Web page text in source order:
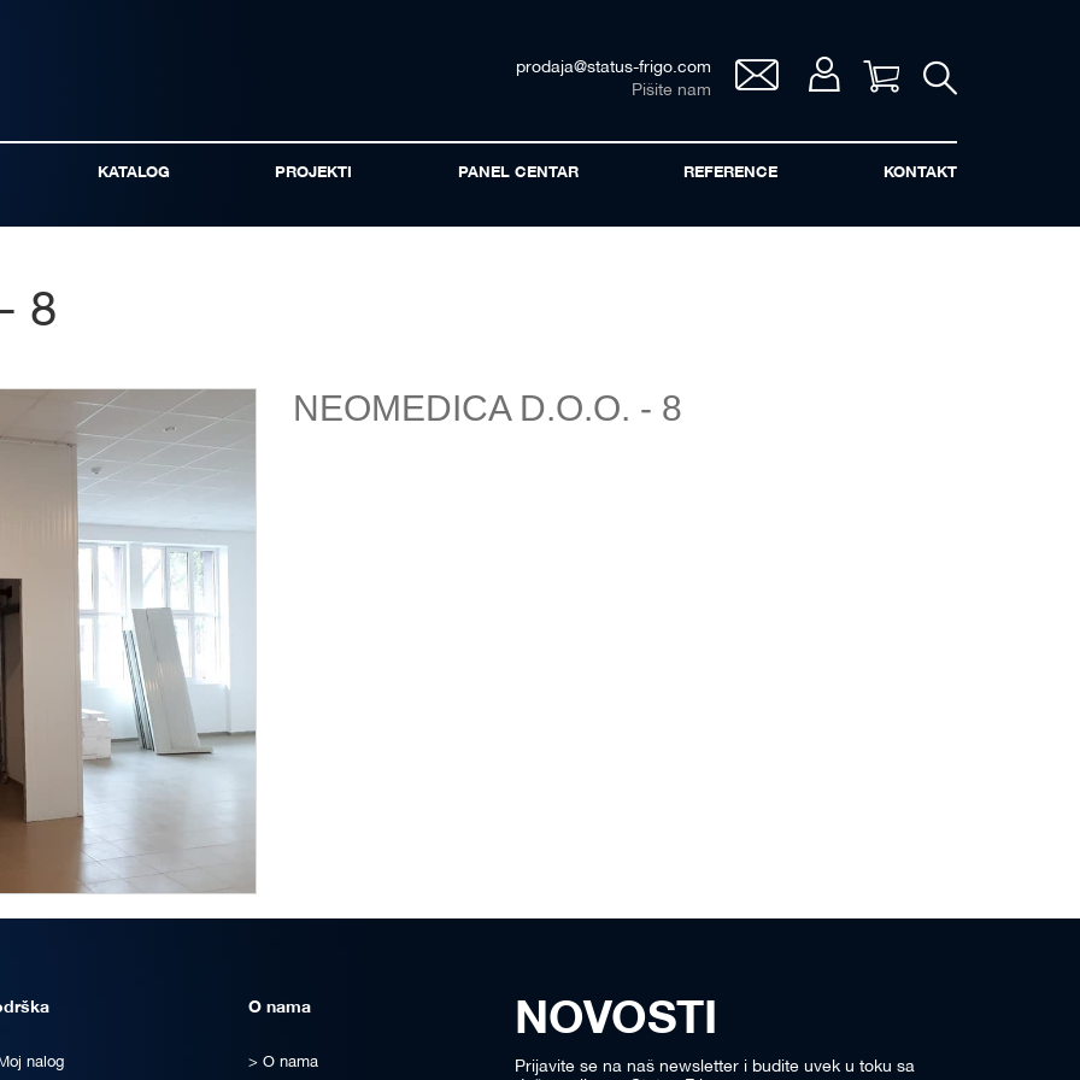
Vaša korpa
prodaja@status-frigo.com
Pišite nam
KATALOG PROJEKTI PANEL CENTAR REFERENCE KONTAKT
8
NEOMEDICA D.O.O. - 8
nalog
O nama
O nama
NOVOSTI
Prijavite se na naš newsletter i budite uvek u toku sa